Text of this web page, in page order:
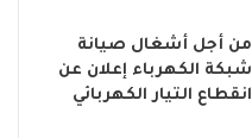
من أجل أشغال صيانة
شبكة الكهرباء إعلان عن
انقطاع التيار الكهربائي